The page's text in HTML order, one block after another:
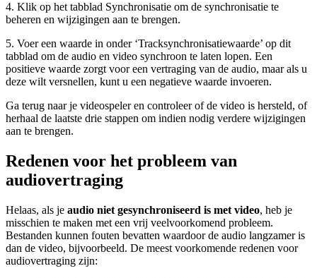
4. Klik op het tabblad Synchronisatie om de synchronisatie te
beheren en wijzigingen aan te brengen.
5. Voer een waarde in onder ‘Tracksynchronisatiewaarde’ op dit
tabblad om de audio en video synchroon te laten lopen. Een
positieve waarde zorgt voor een vertraging van de audio, maar als u
deze wilt versnellen, kunt u een negatieve waarde invoeren.
Ga terug naar je videospeler en controleer of de video is hersteld, of
herhaal de laatste drie stappen om indien nodig verdere wijzigingen
aan te brengen.
Redenen voor het probleem van
audiovertraging
Helaas, als je audio niet gesynchroniseerd is met video, heb je
misschien te maken met een vrij veelvoorkomend probleem.
Bestanden kunnen fouten bevatten waardoor de audio langzamer is
dan de video, bijvoorbeeld. De meest voorkomende redenen voor
audiovertraging zijn: